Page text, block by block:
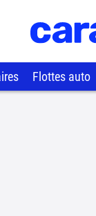
Flottes auto